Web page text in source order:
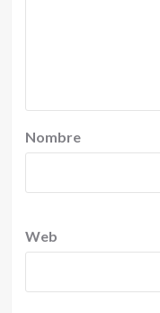
Nombre
Web